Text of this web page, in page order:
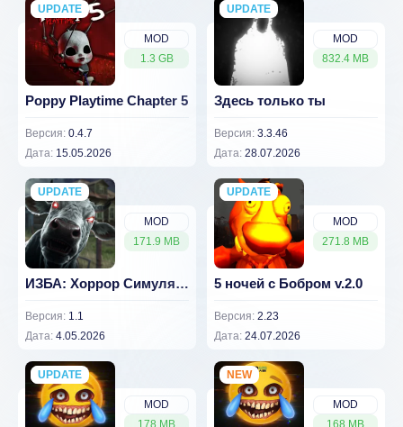
MOD
1.3 GB
UPDATE
NEW
Poppy Playtime Chapter 5
Версия: 0.4.7
Дата: 15.05.2026
MOD
832.4 MB
UPDATE
NEW
Здесь только ты
Версия: 3.3.46
Дата: 28.07.2026
MOD
171.9 MB
UPDATE
NEW
ИЗБА: Хоррор Симулятор Фермы
Версия: 1.1
Дата: 4.05.2026
MOD
271.8 MB
UPDATE
NEW
5 ночей с Бобром v.2.0
Версия: 2.23
Дата: 24.07.2026
MOD
178 MB
UPDATE
NEW
MOD
168 MB
NEW